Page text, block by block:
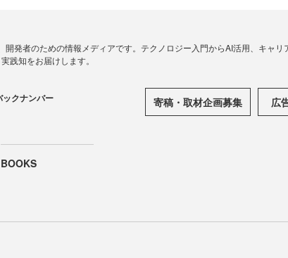
発者のための情報メディアです。テクノロジー入門からAI活用、キャリ
践知をお届けします。
ックナンバー 寄稿・取材企画募集 広
BOOKS